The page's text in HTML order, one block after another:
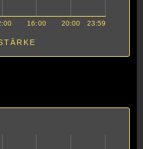
16:00 20:00 23:59